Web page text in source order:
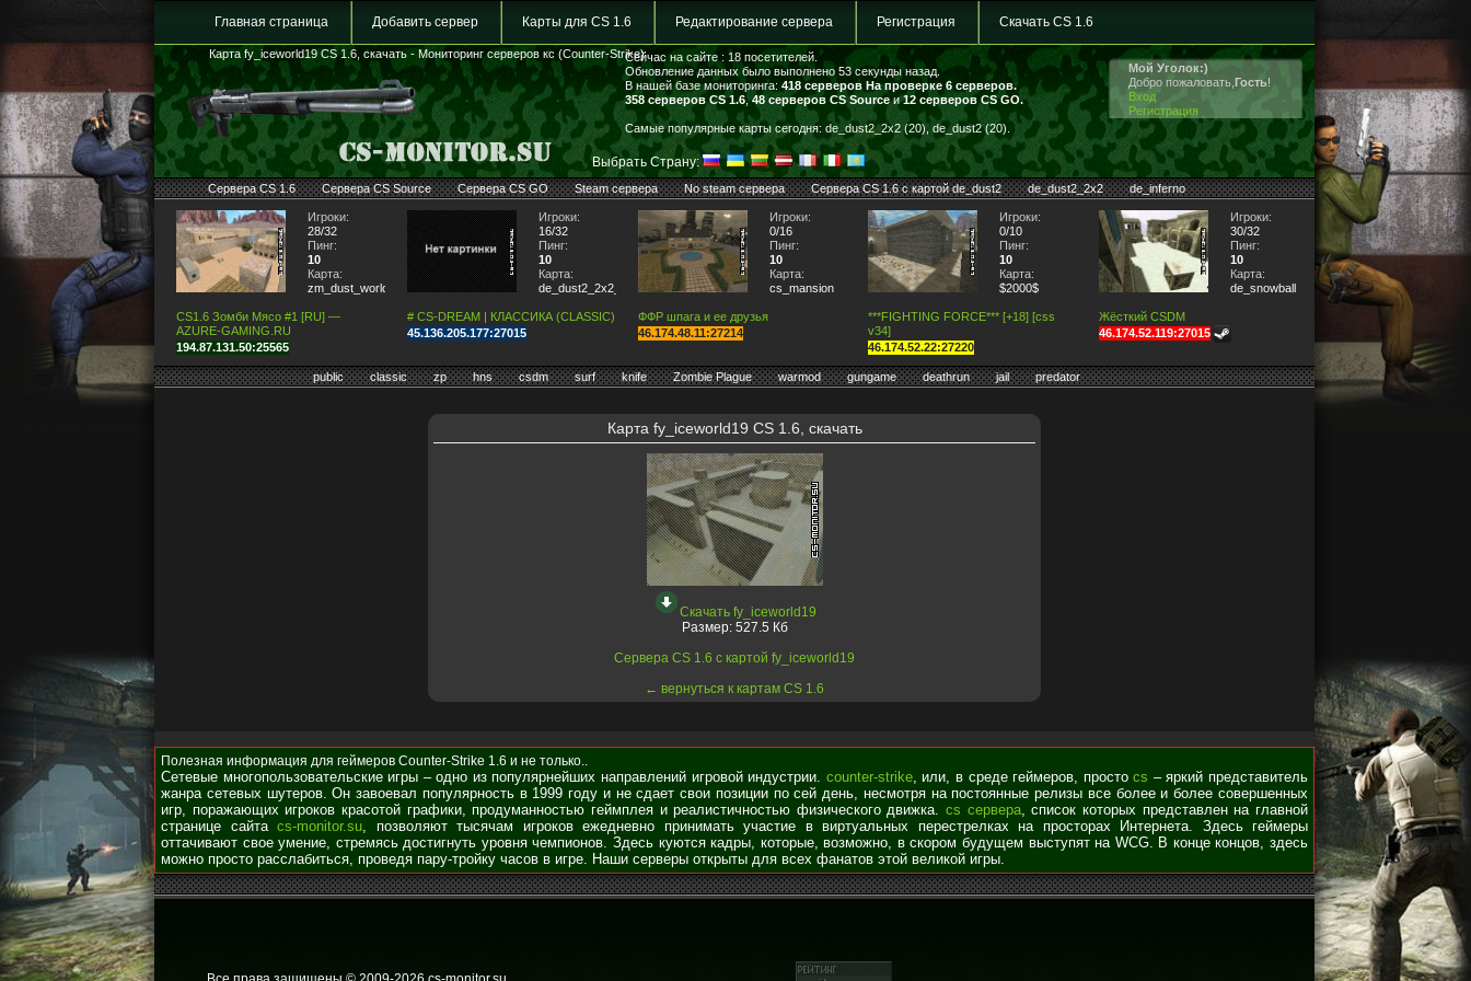
Главная страница Добавить сервер Карты для CS 1.6 Редактирование сервера Регистрация Скачать CS 1.6
Карта fy_iceworld19 CS 1.6, скачать - Мониторинг серверов кс (Counter-Strike)
Выбрать Страну:
Сейчас на сайте : 18 посетителей.
Обновление данных было выполнено 53 секунды назад.
В нашей базе мониторинга: 418 серверов На проверке 6 серверов.
358 серверов CS 1.6,48 серверов CS Sourceи12 серверов CS GO.
Самые популярные карты сегодня: de_dust2_2x2 (20), de_dust2 (20).
Мой Уголок:)
Добро пожаловать, Гость!
Вход
Регистрация
Сервера CS 1.6 Сервера CS Source Сервера CS GO Steam сервера No steam сервера Сервера CS 1.6 с картой de_dust2 de_dust2_2x2 de_inferno
Игроки:
28/32
Пинг:
10
Карта:
zm_dust_world
CS1.6 Зомби Мясо #1 [RU] —
AZURE-GAMING.RU
194.87.131.50:25565
Игроки:
16/32
Пинг:
10
Карта:
de_dust2_2x2_lite
# CS-DREAM | КЛАССИКА (CLASSIC)
45.136.205.177:27015
Игроки:
0/16
Пинг:
10
Карта:
cs_mansion
ФФР шпага и ее друзья
46.174.48.11:27214
Игроки:
0/10
Пинг:
10
Карта:
$2000$
***FIGHTING FORCE*** [+18] [css
v34]
46.174.52.22:27220
Игроки:
30/32
Пинг:
10
Карта:
de_snowball
Жёсткий CSDM
46.174.52.119:27015
public classic zp hns csdm surf knife Zombie Plague warmod gungame deathrun jail predator
Карта fy_iceworld19 CS 1.6, скачать
Скачать fy_iceworld19
Размер: 527.5 Кб
Сервера CS 1.6 с картой fy_iceworld19
← вернуться к картам CS 1.6
Полезная информация для геймеров Counter-Strike 1.6 и не только..
Сетевые многопользовательские игры – одно из популярнейших направлений игровой индустрии. counter-strike, или, в среде геймеров, простоcs – яркий представитель
жанра сетевых шутеров. Он завоевал популярность в 1999 году и не сдает свои позиции по сей день, несмотря на постоянные релизы все более и более совершенных
игр, поражающих игроков красотой графики, продуманностью геймплея и реалистичностью физического движка.cs сервера, список которых представлен на главной
странице сайта cs-monitor.su, позволяют тысячам игроков ежедневно принимать участие в виртуальных перестрелках на просторах Интернета. Здесь геймеры
оттачивают свое умение, стремясь достигнуть уровня чемпионов. Здесь куются кадры, которые, возможно, в скором будущем выступят на WCG. В конце концов, здесь
можно просто расслабиться, проведя пару-тройку часов в игре. Наши серверы открыты для всех фанатов этой великой игры.